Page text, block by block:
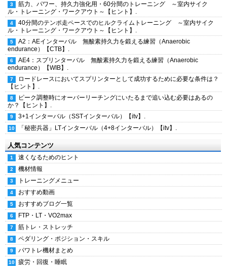
筋力、パワー、持久力強化用・60分間のトレーニング ～室内サイク
ル・トレーニング・ワークアウト～【ヒント】.
40分間のテンポ走ペースでのヒルクライムトレーニング ～室内サイク
ル・トレーニング・ワークアウト～【ヒント】.
A2：AEインターバル 無酸素持久力を鍛える練習（Anaerobic
endurance）【CTB】.
AE4：スプリンターバル 無酸素持久力を鍛える練習（Anaerobic
endurance）【WIB】.
ロードレースにおいてスプリンターとして成功するために必要な条件は？
【ヒント】.
ピーク調整時にオーバーリーチングにいたるまで追い込む必要はあるの
か？【ヒント】.
3+1インターバル（SSTインターバル）【itv】.
「秘密兵器」LTインターバル（4+8インターバル）【itv】.
人気コンテンツ
速くなるためのヒント
機材情報
トレーニングメニュー
おすすめ動画
おすすめブログ一覧
FTP・LT・VO2max
筋トレ・ストレッチ
ペダリング・ポジション・スキル
パワトレ機材まとめ
疲労・回復・睡眠